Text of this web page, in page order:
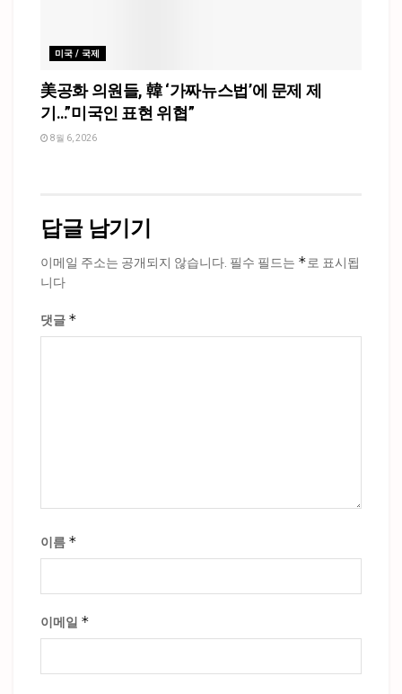
미국 / 국제
美공화 의원들, 韓 ‘가짜뉴스법’에 문제 제
기…”미국인 표현 위협”
8월 6, 2026
답글 남기기
이메일 주소는 공개되지 않습니다. 필수 필드는 *로 표시됩
니다
댓글 *
이름 *
이메일 *